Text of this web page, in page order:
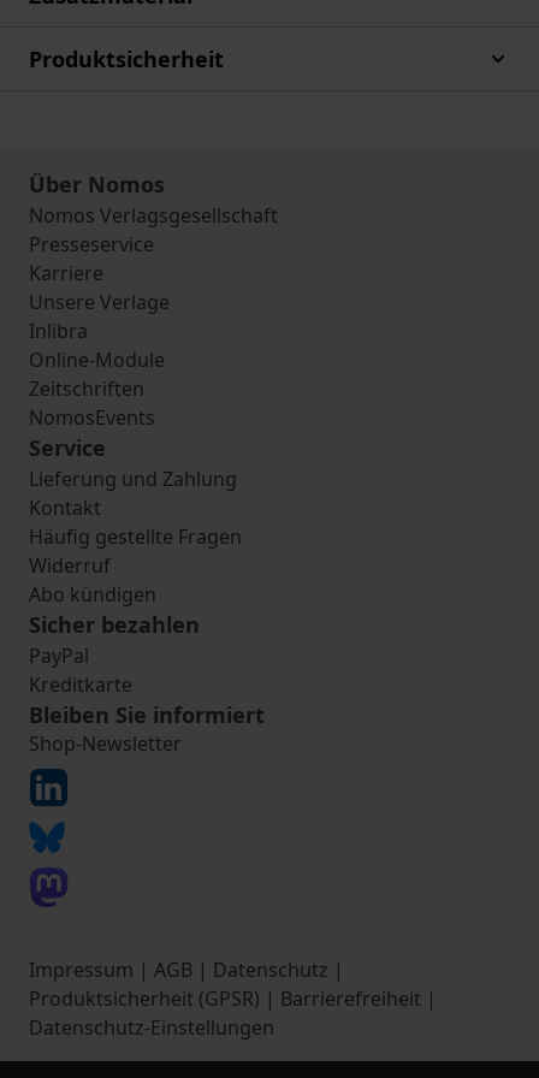
Produktsicherheit
Über Nomos
Nomos Verlagsgesellschaft
Presseservice
Karriere
Unsere Verlage
Inlibra
Online-Module
Zeitschriften
NomosEvents
Service
Lieferung und Zahlung
Kontakt
Häufig gestellte Fragen
Widerruf
Abo kündigen
Sicher bezahlen
PayPal
Kreditkarte
Bleiben Sie informiert
Shop-Newsletter
Impressum | AGB | Datenschutz |
Produktsicherheit (GPSR) | Barrierefreiheit |
Datenschutz-Einstellungen